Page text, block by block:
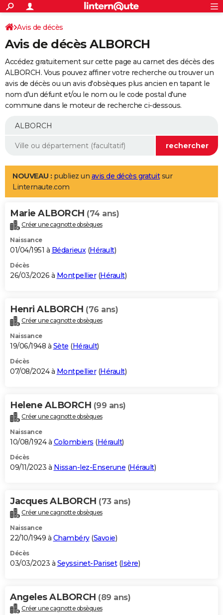
ACTUALITÉS
Politique
Société
Faits Divers
Education
Monde
Villes
+
SPORT
Coupe du monde 2026
Football
Tennis
Cyclisme
Rugby
Forum
Programme TV
TNT
Streaming
Cinéma
Sorties cinéma
Musique
+
FINANCE
Retraite
Epargne
Immobilier
Risques naturels par ville
Banque
Assurance
AUTO
Essais
Réserver un essai
Citadines
Berlines
SUV
Forum auto
+
Mobiles
Meilleur smartphone
Internet
Ordinateurs
Jeux vidéo
Guide high-tech
Aménagement intérieur
LIFESTYLE
Art de vivre
Bien-être
Loisirs
Mode
Modes de vie
Alimentation
Guide de la santé
Maladies
Médicaments
Sommeil
VOYAGE
Destinations
City break
Voyage nature
Voyage de noces
Forum
Climat
+PHOTO
GUIDES D'ACHAT
BONS PLANS
Carte de Noël
Carte Bonne année
Carte Saint-Valentin
Carte Pâques
Carte d'anniversaire
DICTIONNAIRE
Dictionnaire
Biographies
Citations
Expressions
Proverbes
PROGRAMME TV
S'inscrire
Se connecter
Lycées
Collèges
Primaires
Universités
Entreprises
Service militaire
Avis de recherche
AVIS DE DÉCÈS
Bricolage
Lifestyle
Culture
Sport
Auto
Television
Voyage
Cinema
Avis de décès
Avis de décès ALBORCH
Accédez gratuitement sur cette page au carnet des décès des
ALBORCH. Vous pouvez affiner votre recherche ou trouver un
avis de décès ou un avis d'obsèques plus ancien en tapant le
nom d'un défunt et/ou le nom ou le code postal d'une
commune dans le moteur de recherche ci-dessous.
NOUVEAU : publiez un avis de décès gratuitsur
Linternaute.com
Marie ALBORCH (74 ans)
Créer une cagnotte obsèques
Naissance
01/04/1951 à Bédarieux(Hérault)
Décès
26/03/2026 à Montpellier(Hérault)
Henri ALBORCH (76 ans)
Créer une cagnotte obsèques
Naissance
19/06/1948 à Sète (Hérault)
Décès
07/08/2024 à Montpellier(Hérault)
Helene ALBORCH (99 ans)
Créer une cagnotte obsèques
Naissance
10/08/1924 à Colombiers (Hérault)
Décès
09/11/2023 à Nissan-lez-Enserune (Hérault)
Jacques ALBORCH (73 ans)
Créer une cagnotte obsèques
Naissance
22/10/1949 à Chambéry(Savoie)
Décès
03/03/2023 à Seyssinet-Pariset(Isère)
Angeles ALBORCH (89 ans)
Créer une cagnotte obsèques